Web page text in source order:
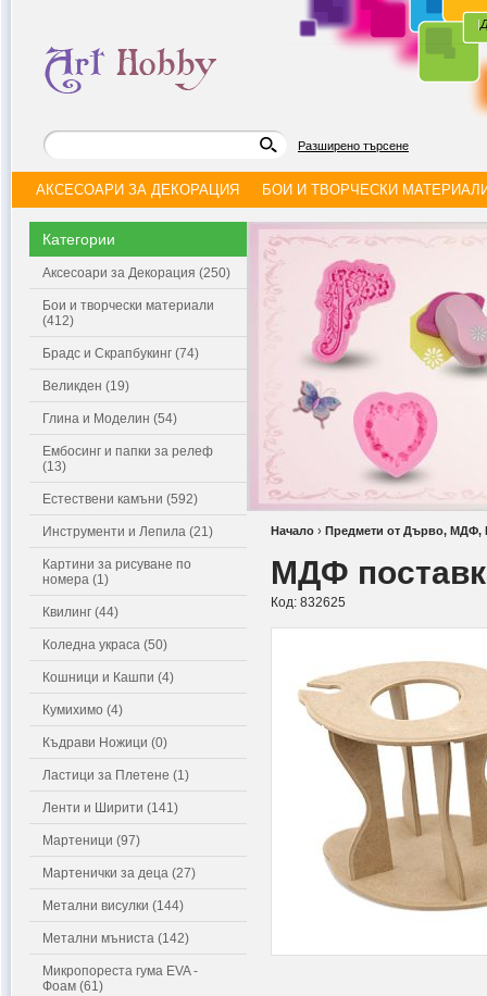
|
Разширено търсене
АКСЕСОАРИ ЗА ДЕКОРАЦИЯ БОИ И ТВОРЧЕСКИ
Категории
Аксесоари за Декорация (250)
Бои и творчески материали
(412)
Брадс и Скрапбукинг (74)
Великден (19)
Глина и Моделин (54)
Ембосинг и папки за релеф
(13)
Естествени камъни (592)
Инструменти и Лепила (21)
Картини за рисуване по
номера (1)
Квилинг (44)
Коледна украса (50)
Кошници и Кашпи (4)
Кумихимо (4)
Къдрави Ножици (0)
Ластици за Плетене (1)
Ленти и Ширити (141)
Мартеници (97)
Мартенички за деца (27)
Метални висулки (144)
Метални мъниста (142)
Микропореста гума EVA -
Фоам (61)
Начало › Предмети от Дърво, МДФ,
МДФ
Код: 832625